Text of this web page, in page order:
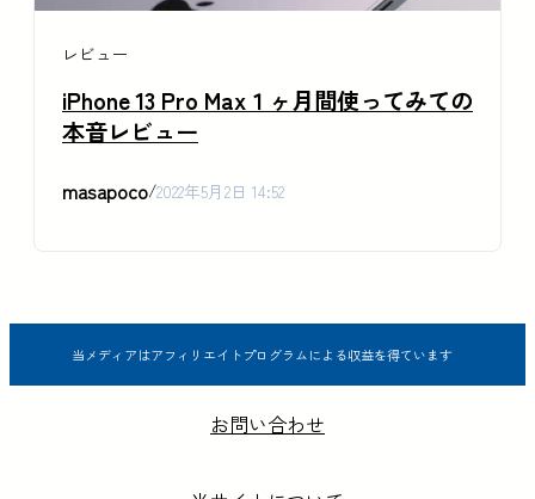
レビュー
iPhone 13 Pro Max１ヶ月間使ってみての
本音レビュー
masapoco/2022年5月2日 14:52
当メディアはアフィリエイトプログラムによる収益を得ています
お問い合わせ